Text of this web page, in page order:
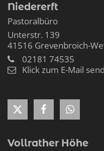
Niedererft
Pastoralbüro
Unterstr. 139
41516 Grevenbroich-
02181 74535
Klick zum E-Mail
Vollrather Höhe